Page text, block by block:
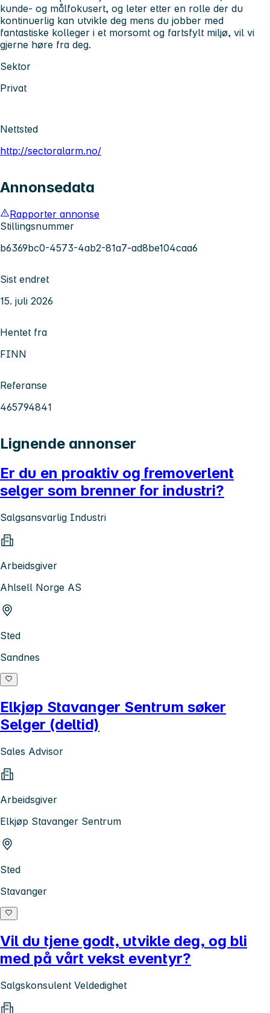
kunde- og målfokusert, og leter etter en rolle der du
kontinuerlig kan utvikle deg mens du jobber med
fantastiske kolleger i et morsomt og fartsfylt miljø, vil vi
gjerne høre fra deg.
Sektor
Privat
Nettsted
http://sectoralarm.no/
Annonsedata
Rapporter annonse
Stillingsnummer
b6369bc0-4573-4ab2-81a7-ad8be104caa6
Sist endret
15. juli 2026
Hentet fra
FINN
Referanse
465794841
Lignende annonser
Er du en proaktiv og fremoverlent
selger som brenner for industri?
Salgsansvarlig Industri
Arbeidsgiver
Ahlsell Norge AS
Sted
Sandnes
Elkjøp Stavanger Sentrum søker
Selger (deltid)
Sales Advisor
Arbeidsgiver
Elkjøp Stavanger Sentrum
Sted
Stavanger
Vil du tjene godt, utvikle deg, og bli
med på vårt vekst eventyr?
Salgskonsulent Veldedighet